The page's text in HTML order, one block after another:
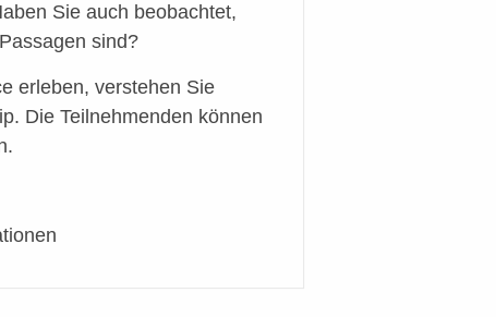
Sie auch beobachtet,
sind?
erleben, verstehen Sie
Die Teilnehmenden können